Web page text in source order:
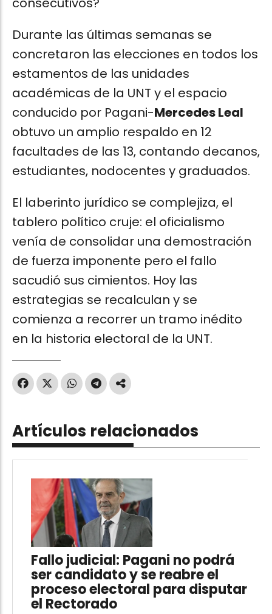
Durante las últimas semanas se
concretaron las elecciones en todos los
estamentos de las unidades
académicas de la UNT y el espacio
conducido por Pagani-Mercedes Leal
obtuvo un amplio respaldo en 12
facultades de las 13, contando decanos,
estudiantes, nodocentes y graduados.
El laberinto jurídico se complejiza, el
tablero político cruje: el oficialismo
venía de consolidar una demostración
de fuerza imponente pero el fallo
sacudió sus cimientos. Hoy las
estrategias se recalculan y se
comienza a recorrer un tramo inédito
en la historia electoral de la UNT.
Artículos relacionados
Fallo judicial: Pagani no podrá
ser candidato y se reabre el
proceso electoral para disputar
el Rectorado